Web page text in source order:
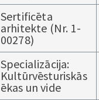
Sertificēta
arhitekte (Nr. 1-
00278)
Specializācija:
Kultūrvēsturiskās
ēkas un vide